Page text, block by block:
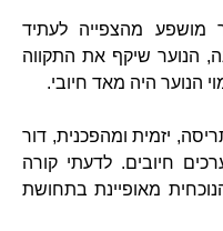
מושפע מהצפייה לעתיד
הנוער שיקף את התקווה
הנוער היה מאד חיובי.
יזמית ומהפכנית, דור
חיובים. לדעתי קורה
מאופיינת בתחושת